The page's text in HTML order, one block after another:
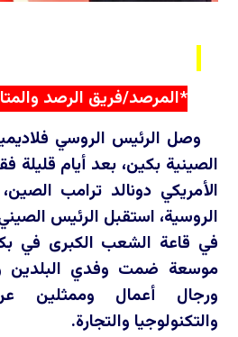
*المرصد/فريق الرصد
وصل الرئيس الروسي
الصينية بكين، بعد أيام قليلة
الأمريكي دونالد ترامب
الروسية، استقبل الرئيس
في قاعة الشعب الكبرى في
موسعة ضمت وفدي البلدين
ورجال أعمال وممثلين
والتكنولوجيا والتجارة.